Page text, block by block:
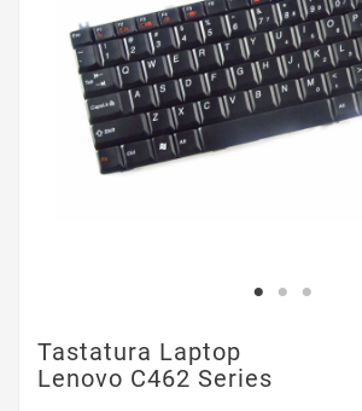
Tastatura Laptop
Lenovo C462 Series